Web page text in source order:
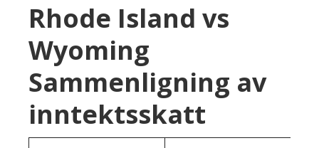
Rhode Island vs
Wyoming
Sammenligning av
inntektsskatt